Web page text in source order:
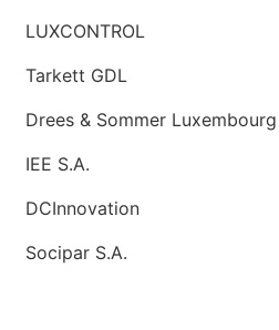
LUXCONTROL
Tarkett GDL
Drees & Sommer Luxembourg
IEE S.A.
DCInnovation
Socipar S.A.